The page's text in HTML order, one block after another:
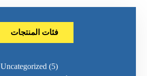
فئات المنتجات
Uncategorized (5)